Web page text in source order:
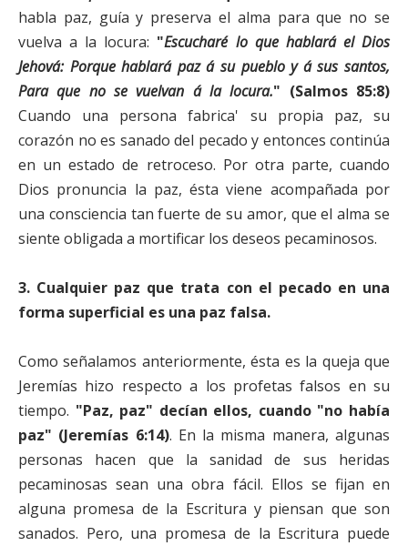
habla paz, guía y preserva el alma para que no se
vuelva a la locura: "Escucharé lo que hablará el Dios
Jehová: Porque hablará paz á su pueblo y á sus santos,
Para que no se vuelvan á la locura." (Salmos 85:8)
Cuando una persona fabrica' su propia paz, su
corazón no es sanado del pecado y entonces continúa
en un estado de retroceso. Por otra parte, cuando
Dios pronuncia la paz, ésta viene acompañada por
una consciencia tan fuerte de su amor, que el alma se
siente obligada a mortificar los deseos pecaminosos.
3. Cualquier paz que trata con el pecado en una
forma superficial es una paz falsa.
Como señalamos anteriormente, ésta es la queja que
Jeremías hizo respecto a los profetas falsos en su
tiempo. "Paz, paz" decían ellos, cuando "no había
paz" (Jeremías 6:14). En la misma manera, algunas
personas hacen que la sanidad de sus heridas
pecaminosas sean una obra fácil. Ellos se fijan en
alguna promesa de la Escritura y piensan que son
sanados. Pero, una promesa de la Escritura puede